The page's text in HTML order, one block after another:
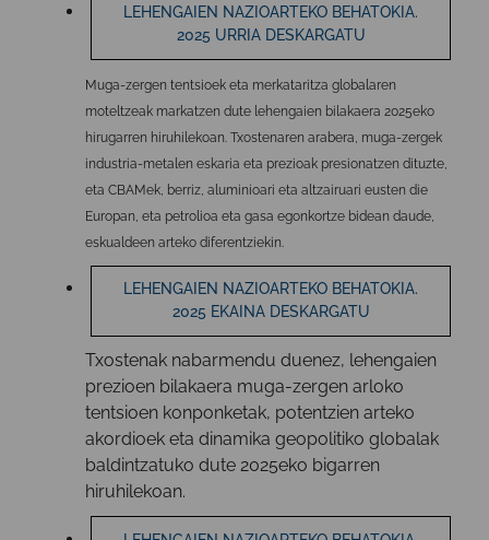
LEHENGAIEN NAZIOARTEKO BEHATOKIA.
2025 URRIA DESKARGATU
Muga-zergen tentsioek eta merkataritza globalaren
moteltzeak markatzen dute lehengaien bilakaera 2025eko
hirugarren hiruhilekoan. Txostenaren arabera, muga-zergek
industria-metalen eskaria eta prezioak presionatzen dituzte,
eta CBAMek, berriz, aluminioari eta altzairuari eusten die
Europan, eta petrolioa eta gasa egonkortze bidean daude,
eskualdeen arteko diferentziekin.
LEHENGAIEN NAZIOARTEKO BEHATOKIA.
2025 EKAINA DESKARGATU
Txostenak nabarmendu duenez, lehengaien
prezioen bilakaera muga-zergen arloko
tentsioen konponketak, potentzien arteko
akordioek eta dinamika geopolitiko globalak
baldintzatuko dute 2025eko bigarren
hiruhilekoan.